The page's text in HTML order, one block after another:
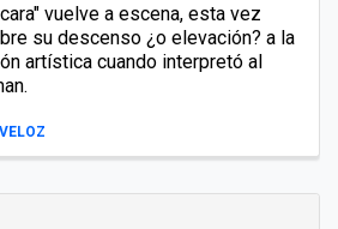
vuelve a escena, esta vez
su descenso ¿o elevación? a la
artística cuando interpretó al